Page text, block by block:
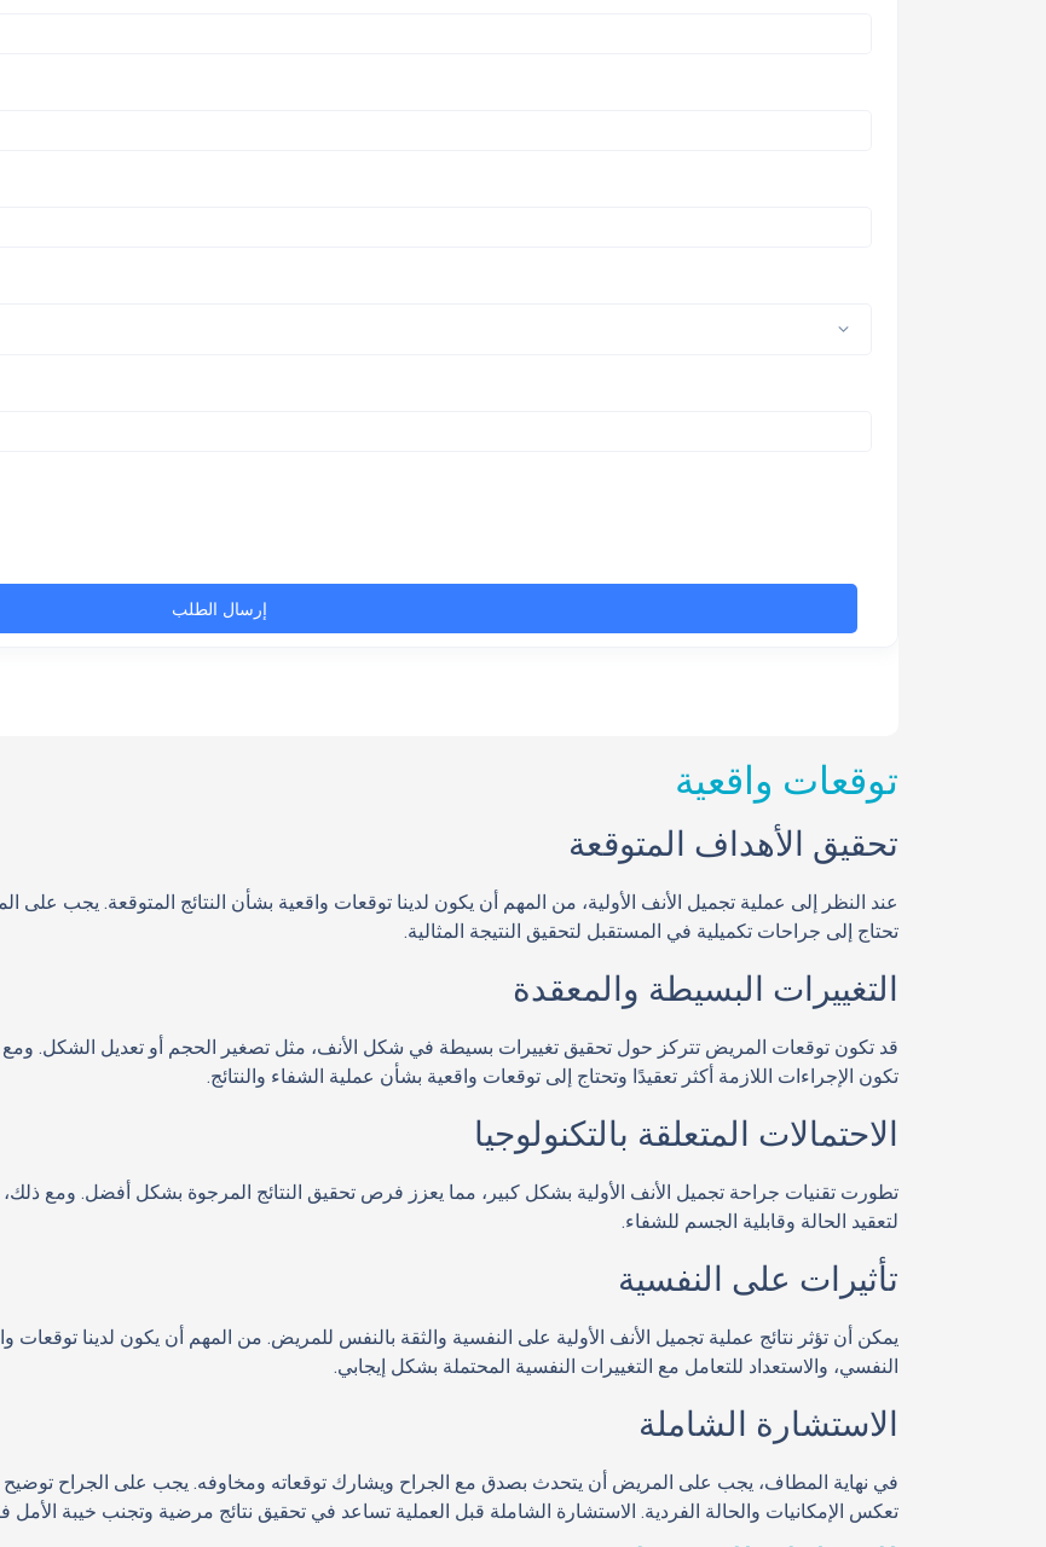
توقعات واقعية
تحقيق الأهداف المتوقعة
عند النظر إلى عملية تجميل الأنف الأولية، من المهم أن يكون لدينا توقعات واقعية بشأن النتائج المتوقعة. يجب
تحتاج إلى جراحات تكميلية في المستقبل لتحقيق النتيجة المثالية.
التغييرات البسيطة والمعقدة
قد تكون توقعات المريض تتركز حول تحقيق تغييرات بسيطة في شكل الأنف، مثل تصغير الحجم أو تعديل الشكل. ومع
تكون الإجراءات اللازمة أكثر تعقيدًا وتحتاج إلى توقعات واقعية بشأن عملية الشفاء والنتائج.
الاحتمالات المتعلقة بالتكنولوجيا
تطورت تقنيات جراحة تجميل الأنف الأولية بشكل كبير، مما يعزز فرص تحقيق النتائج المرجوة بشكل أفضل. ومع
لتعقيد الحالة وقابلية الجسم للشفاء.
تأثيرات على النفسية
يمكن أن تؤثر نتائج عملية تجميل الأنف الأولية على النفسية والثقة بالنفس للمريض. من المهم أن يكون لدينا توقعات
النفسي، والاستعداد للتعامل مع التغييرات النفسية المحتملة بشكل إيجابي.
الاستشارة الشاملة
في نهاية المطاف، يجب على المريض أن يتحدث بصدق مع الجراح ويشارك توقعاته ومخاوفه. يجب على الجراح توضيح
تعكس الإمكانيات والحالة الفردية. الاستشارة الشاملة قبل العملية تساعد في تحقيق نتائج مرضية وتجنب خيبة الأمل